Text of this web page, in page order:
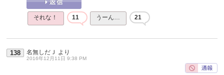
それな！ 11 うーん… 21
138 名無しだＪ より
2016年12月11日 9:38 PM